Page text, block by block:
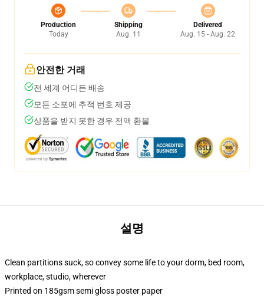
Production
Today
Shipping
Aug. 11
Delivered
Aug. 15 - Aug. 22
안전한 거래
전 세계 어디든 배송
모든 소포에 추적 번호 제공
상품을 받지 못한 경우 전액 환불
설명
Clean partitions suck, so convey some life to your dorm, bed room,
workplace, studio, wherever
Printed on 185gsm semi gloss poster paper